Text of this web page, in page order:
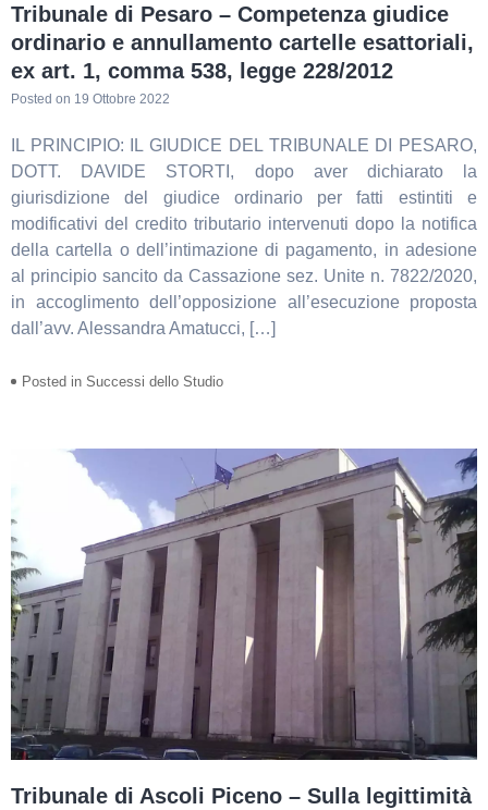
Tribunale di Pesaro – Competenza giudice
ordinario e annullamento cartelle esattoriali,
ex art. 1, comma 538, legge 228/2012
Posted on 19 Ottobre 2022
IL PRINCIPIO: IL GIUDICE DEL TRIBUNALE DI PESARO,
DOTT. DAVIDE STORTI, dopo aver dichiarato la
giurisdizione del giudice ordinario per fatti estintiti e
modificativi del credito tributario intervenuti dopo la notifica
della cartella o dell’intimazione di pagamento, in adesione
al principio sancito da Cassazione sez. Unite n. 7822/2020,
in accoglimento dell’opposizione all’esecuzione proposta
dall’avv. Alessandra Amatucci, […]
Posted in Successi dello Studio
Tribunale di Ascoli Piceno – Sulla legittimità